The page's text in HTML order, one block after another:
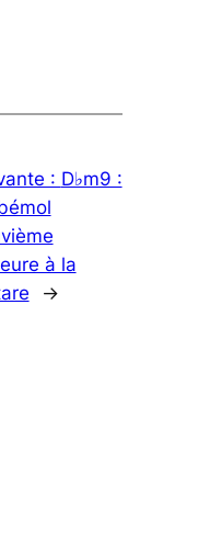
: D♭m9 :
à la
→